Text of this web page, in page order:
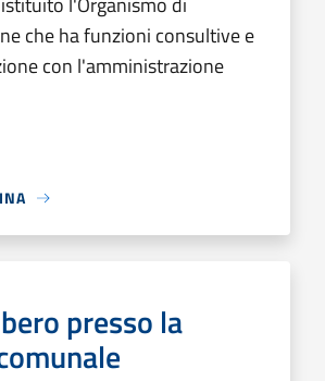
che ha funzioni consultive e
con l'amministrazione
presso la